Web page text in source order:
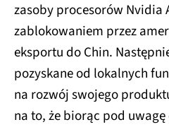
zasoby procesorów Nvidia
zablokowaniem przez
eksportu do Chin.
pozyskane od lokalnych
na rozwój swojego
na to, że biorąc pod